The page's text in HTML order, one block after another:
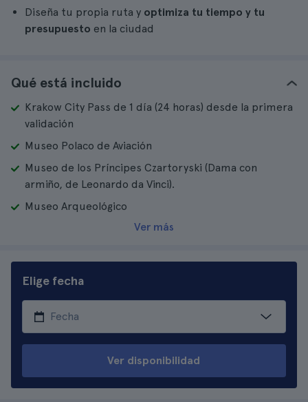
Diseña tu propia ruta y optimiza tu tiempo y tu
presupuesto en la ciudad
Qué está incluido
Krakow City Pass de 1 día (24 horas) desde la primera
validación
Museo Polaco de Aviación
Museo de los Príncipes Czartoryski (Dama con
armiño, de Leonardo da Vinci).
Museo Arqueológico
Ver más
Elige fecha
Ver disponibilidad